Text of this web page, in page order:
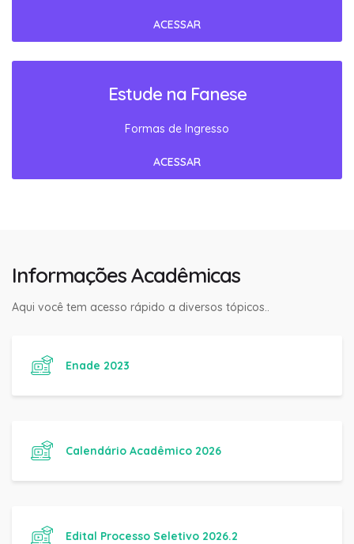
ACESSAR
Estude na Fanese
Formas de Ingresso
ACESSAR
Informações Acadêmicas
Aqui você tem acesso rápido a diversos tópicos..
Enade 2023
Calendário Acadêmico 2026
Edital Processo Seletivo 2026.2